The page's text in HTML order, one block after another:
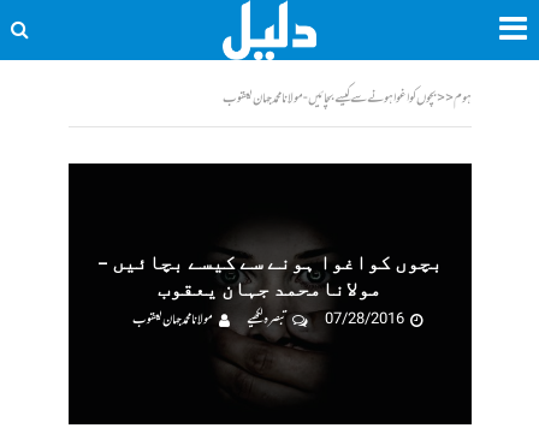
ہوم<<بچوں کواغوا ہونے سے کیسے بچائیں - مولانامحمد جہان یعقوب
بچوں کواغوا ہونے سے کیسے بچائیں –
مولانامحمد جہان یعقوب
07/28/2016
تبصرہ لکھیے مولانا محمد جہان یعقوب